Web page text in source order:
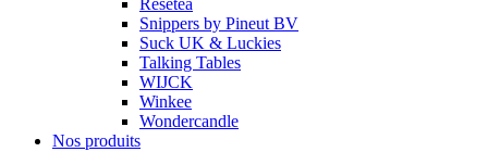
Resetea
Snippers by Pineut BV
Suck UK & Luckies
Talking Tables
WIJCK
Winkee
Wondercandle
Nos produits